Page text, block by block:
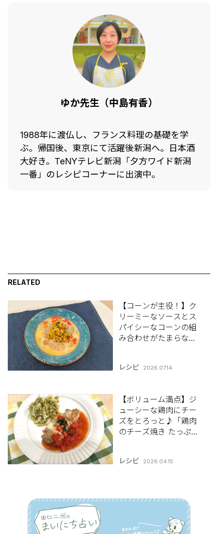
ゆか先生（中島有香）
1988年に渡仏し、フランス料理の基礎を学
ぶ。帰国後、東京にて活躍後新潟へ。日本酒
大好き。TeNYテレビ新潟「夕方ワイド新潟
一番」のレシピコーナーに出演中。
RELATED
【コーンが主役！】ク
リーミーなソースとス
パイシーなコーンの組
み合わせがたまらない
のせ」7/14(火)放送 中
レシピ 2026.07.14
【ボリューム満点】ジ
ューシーな鶏肉にチー
ズをとろっと♪「鶏肉
のチーズ焼き たっぷり
レシピ 2026.04.15